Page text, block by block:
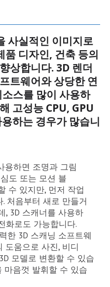
사실적인 이미지로
품 디자인, 건축 등의
상합니다. 3D 렌더
트웨어와 상당한 연
스를 많이 사용하
고성능 CPU, GPU
하는 경우가 많습니
용하면 조명과 그림
도 또는 모션 블
수 있지만, 먼저 작업
처음부터 새로 만들거
, 3D 스캐너를 사용하
화로도 가능합니다.
한 3D 스캐닝 소프트웨
도움으로 사진, 비디
모델로 변환할 수 있습
마음껏 발휘할 수 있습